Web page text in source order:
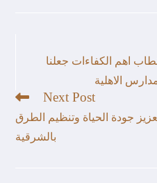
اهم الكفاءات جعلنا
الاهلية
Next Post
جودة الحياة وتنظيم الطرق
بالشرقية